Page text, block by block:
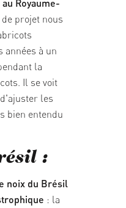
Royaume-
de projet nous
années à un
la
Il se voit
les
bien entendu
:
noix du Brésil
: la